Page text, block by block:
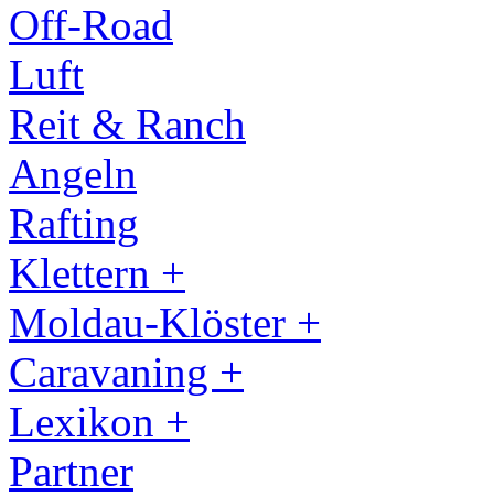
Off-Road
Luft
Reit & Ranch
Angeln
Rafting
Klettern +
Moldau-Klöster +
Caravaning +
Lexikon +
Partner